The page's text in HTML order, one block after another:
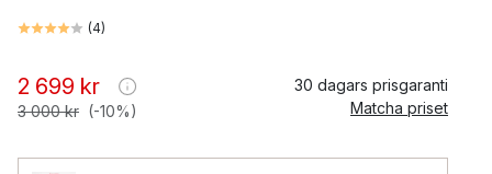
(4)
2 699 kr
3 000 kr (-10%)
30 dagars prisgaranti
Matcha priset